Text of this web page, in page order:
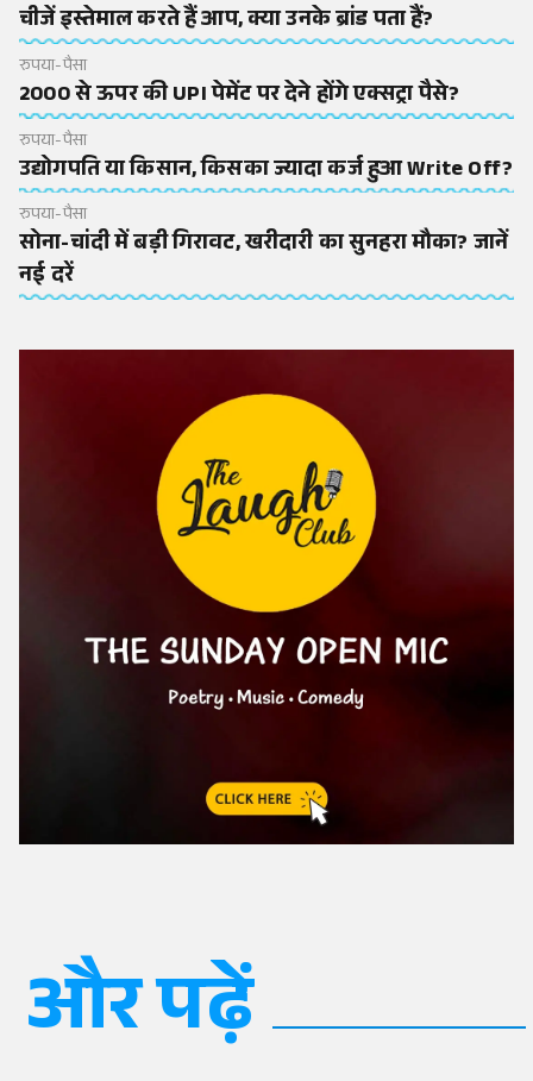
चीजें इस्तेमाल करते हैं आप, क्या उनके ब्रांड पता हैं?
रुपया-पैसा
2000 से ऊपर की UPI पेमेंट पर देने होंगे एक्सट्रा पैसे?
रुपया-पैसा
उद्योगपति या किसान, किसका ज्यादा कर्ज हुआ Write Off?
रुपया-पैसा
सोना-चांदी में बड़ी गिरावट, खरीदारी का सुनहरा मौका? जानें
नई दरें
और पढ़ें